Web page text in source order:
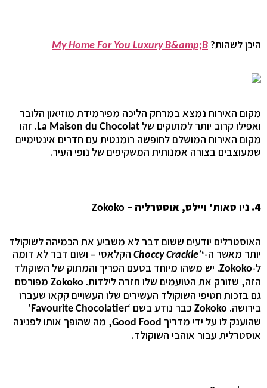
היכן לשהות? My Home For You Luxury B&amp;B
מקום האירוח נמצא במרחק הליכה מפירמידת מוזיאון הלובר
ואפילו קרוב יותר למתוקים של La Maison du Chocolat. זהו
מקום האירוח המושלם לחופשה רומנטית עם חדרים אינטימיים
שמעוצבים בצורה אמנותית המשקיפים של נופי העיר.
4. ניו סאות' ויילס, אוסטרליה – Zokoko
האוסטרלים יודעים ששום דבר לא משביע את הכמיהה לשוקולד
יותר מאשר ה-‘Choccy Crackle’ הקלאסי – ושום דבר לא דומה
ל-Zokoko. יש משהו מיוחד בטעם הפריך והמתוק של השוקולד
הזה, שזורק את הטועמים שלו חזרה לילדות. Zokoko מפורסם
גם בזכות חטיפי השוקולד העשירים שלו העשויים קקאו שעברו
בירושה. Zokoko כבר נודע בשם ‘Favourite Chocolatier
'
שהוענק לו על ידי מדריך Good Food, מה שהופך אותו לפנינה
אוסטרלית עבור אוהבי השוקולד.